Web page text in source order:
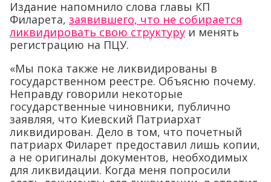
Издание напомнило слова главы КП
Филарета, заявившего, что не собирается
ликвидировать свою структуру и менять
регистрацию на ПЦУ.
«Мы пока также не ликвидированы в
государственном реестре. Объясню почему.
Неправду говорили некоторые
государственные чиновники, публично
заявляя, что Киевский Патриархат
ликвидирован. Дело в том, что почетный
патриарх Филарет предоставил лишь копии,
а не оригиналы документов, необходимых
для ликвидации. Когда меня попросили